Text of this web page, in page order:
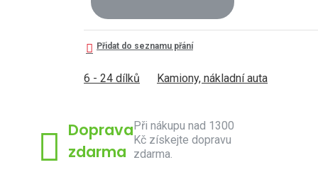
Přidat do seznamu přání
6 - 24 dílků Kamiony, nákladní auta
Doprava
zdarma
Při nákupu nad 1300
Kč získejte dopravu
zdarma.